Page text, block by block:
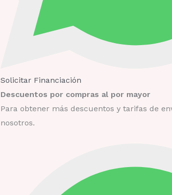
Solicitar Financiación
Descuentos por compras al por mayor
Para obtener más descuentos y tarifas de
nosotros.